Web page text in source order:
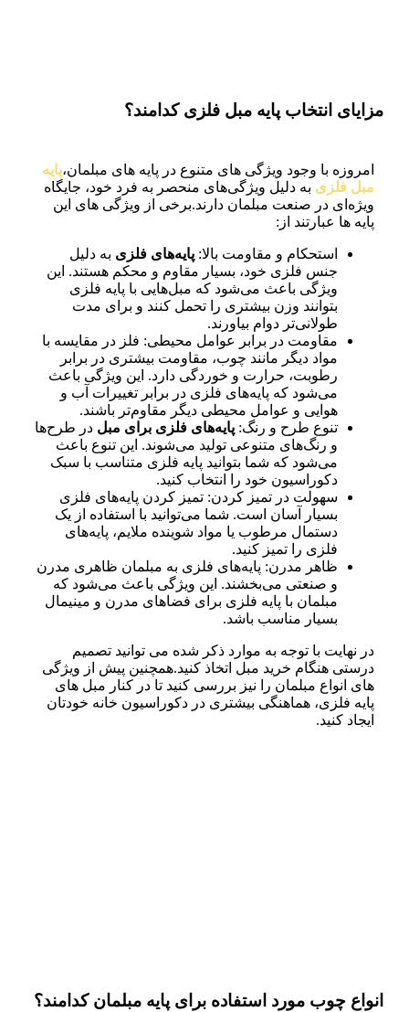
مزایای انتخاب پایه مبل فلزی کدامند؟
امروزه با وجود ویژگی های متنوع در پایه های مبلمان،پایه‌
مبل فلزی به دلیل ویژگی‌های منحصر به فرد خود، جایگاه
ویژه‌ای در صنعت مبلمان دارند.برخی از ویژگی های این
پایه ها عبارتند از:
استحکام و مقاومت بالا: پایه‌های فلزی به دلیل
جنس فلزی خود، بسیار مقاوم و محکم هستند. این
ویژگی باعث می‌شود که مبل‌هایی با پایه فلزی
بتوانند وزن بیشتری را تحمل کنند و برای مدت
طولانی‌تر دوام بیاورند.
مقاومت در برابر عوامل محیطی: فلز در مقایسه با
مواد دیگر مانند چوب، مقاومت بیشتری در برابر
رطوبت، حرارت و خوردگی دارد. این ویژگی باعث
می‌شود که پایه‌های فلزی در برابر تغییرات آب و
هوایی و عوامل محیطی دیگر مقاوم‌تر باشند.
تنوع طرح و رنگ: پایه‌های فلزی برای مبل در طرح‌ها
و رنگ‌های متنوعی تولید می‌شوند. این تنوع باعث
می‌شود که شما بتوانید پایه فلزی متناسب با سبک
دکوراسیون خود را انتخاب کنید.
سهولت در تمیز کردن: تمیز کردن پایه‌های فلزی
بسیار آسان است. شما می‌توانید با استفاده از یک
دستمال مرطوب یا مواد شوینده ملایم، پایه‌های
فلزی را تمیز کنید.
ظاهر مدرن: پایه‌های فلزی به مبلمان ظاهری مدرن
و صنعتی می‌بخشند. این ویژگی باعث می‌شود که
مبلمان با پایه فلزی برای فضاهای مدرن و مینیمال
بسیار مناسب باشد.
در نهایت با توجه به موارد ذکر شده می توانید تصمیم
درستی هنگام خرید مبل اتخاذ کنید.همچنین پیش از ویژگی
های انواع مبلمان را نیز بررسی کنید تا در کنار مبل های
پایه فلزی، هماهنگی بیشتری در دکوراسیون خانه خودتان
ایجاد کنید.
انواع چوب مورد استفاده برای پایه مبلمان کدامند؟